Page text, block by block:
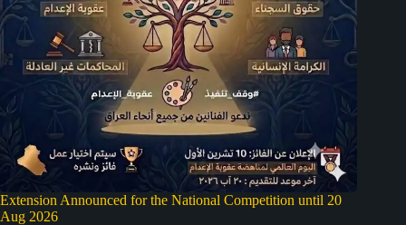
Extension Announced for the National Competition until 20
Aug 2026